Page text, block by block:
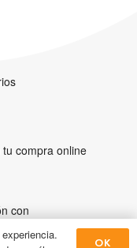
compra online
con
OK